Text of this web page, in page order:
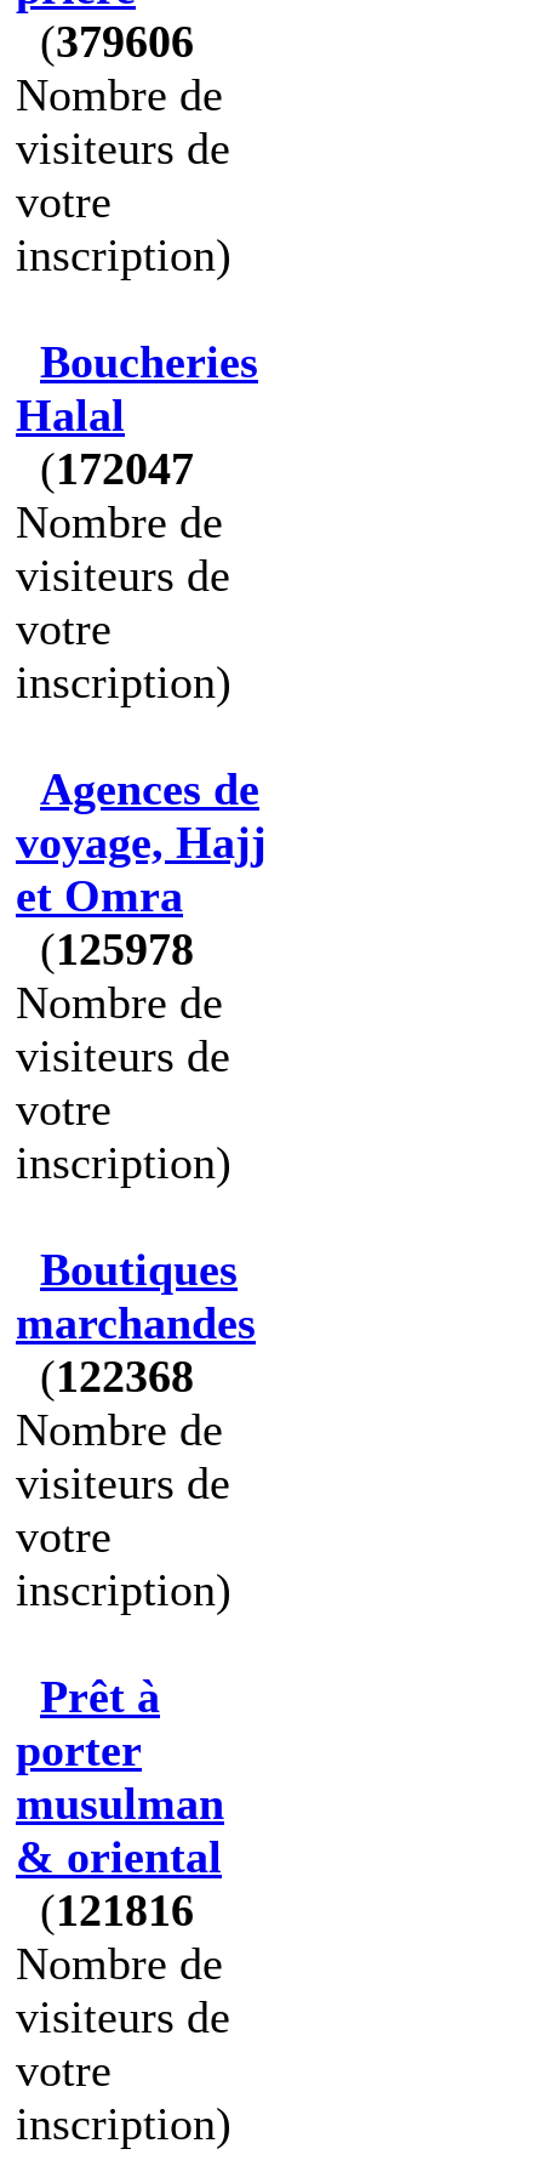
(379606
Nombre de
visiteurs de
votre
inscription)
Boucheries
Halal
(172047
Nombre de
visiteurs de
votre
inscription)
Agences de
voyage, Hajj
et Omra
(125978
Nombre de
visiteurs de
votre
inscription)
Boutiques
marchandes
(122368
Nombre de
visiteurs de
votre
inscription)
Prêt à
porter
musulman
& oriental
(121816
Nombre de
visiteurs de
votre
inscription)